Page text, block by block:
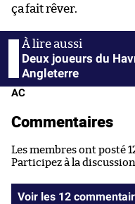
ça fait rêver.
Deux joueurs du
Angleterre
AC
Commentaires
Les membres ont posté
Participez à la discussion
Voir les 12